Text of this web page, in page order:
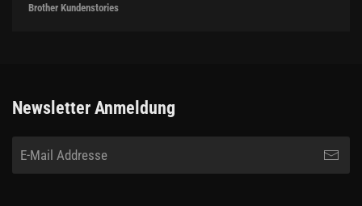
Brother Kundenstories
Newsletter Anmeldung